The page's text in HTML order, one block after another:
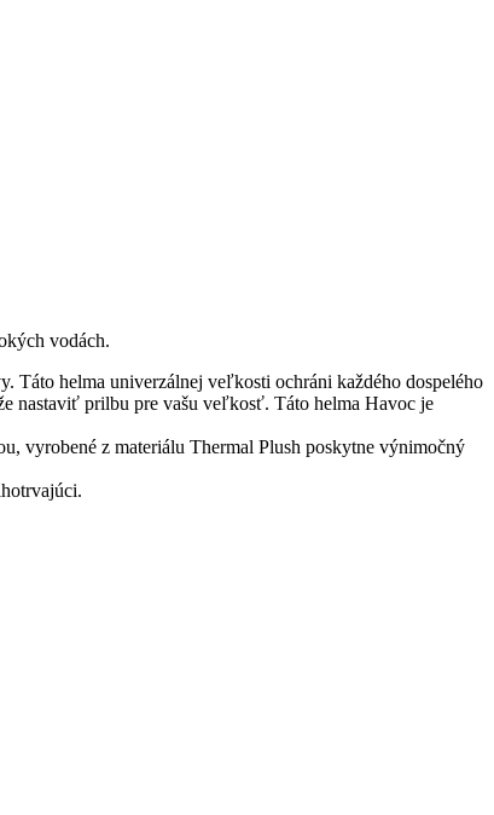
vodách.
helma univerzálnej veľkosti ochráni každého dospelého
nastaviť prilbu pre vašu veľkosť. Táto helma Havoc je
vyrobené z materiálu Thermal Plush poskytne výnimočný